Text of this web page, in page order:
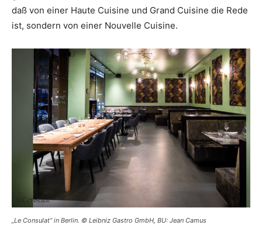
daß von einer Haute Cuisine und Grand Cuisine die Rede
ist, sondern von einer Nouvelle Cuisine.
„Le Consulat“ in Berlin. © Leibniz Gastro GmbH, BU: Jean Camus